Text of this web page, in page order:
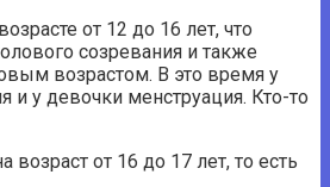
от 12 до 16 лет, что
созревания и также
возрастом. В это время у
и у девочки менструация. Кто-то
возраст от 16 до 17 лет, то есть